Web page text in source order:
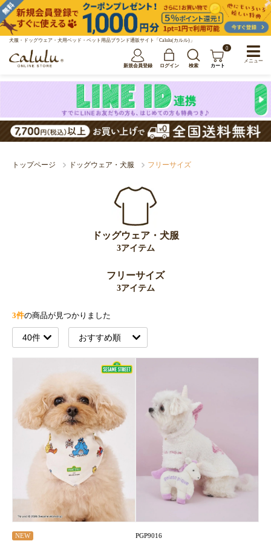
犬服・ドッグウェア・犬用ベッド・ペット用品ブランド通販サイト「Calulu(カルル)」
新規会員登録 ログイン 検索
0
カート
トップページ ドッグウェア・犬服 フリーサイズ
ドッグウェア・犬服
3アイテム
フリーサイズ
3アイテム
3件の商品が見つかりました
NEW PGP9016
メニュー